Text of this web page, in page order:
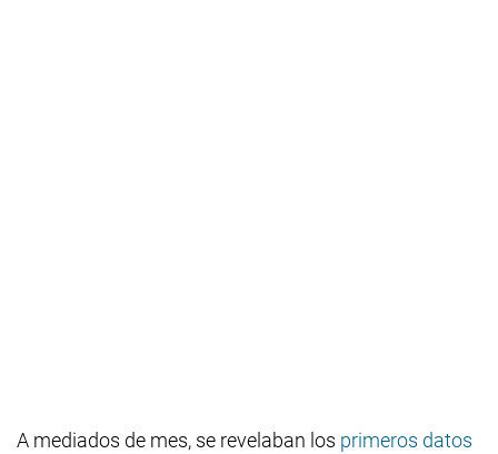
A mediados de mes, se revelaban los primeros datos